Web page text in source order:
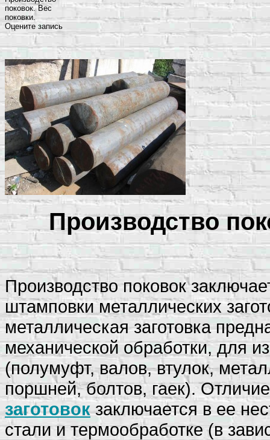
поковок. Вес
поковки.
Оцените запись
Производство
Производство поковок
штамповки металлических
металлическая заготовка
механической обработки, для
(полумуфт, валов, втулок,
поршней, болтов, гаек).
заготовокзаключается в ее
стали и термообработке (в